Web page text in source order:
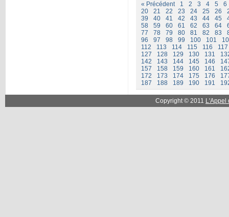
« Précédent 1 2 3 4 5
6
20
21 22 23 24 25 26
39
40 41 42 43 44 45
58
59 60 61 62 63 64
77
78 79 80 81 82 83
96
97 98 99 100 101
112
113 114 115 116
117
127
128 129 130 131
142
143 144 145 146
157
158 159 160 161
172
173 174 175 176
187
188 189 190 191
Copyright © 2011 L'Appel